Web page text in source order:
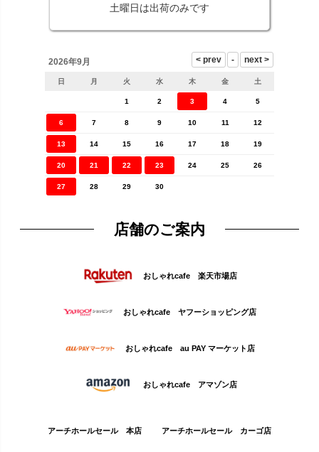
土曜日は出荷のみです
2026年9月
日 月 火 水 木 金 土
1 2 3 4 5
6 7 8 9 10 11 12
13 14 15 16 17 18 19
20 21 22 23 24 25 26
27 28 29 30
店舗のご案内
おしゃれcafe 楽天市場店
おしゃれcafe ヤフーショッピング店
おしゃれcafe au PAY マーケット店
おしゃれcafe アマゾン店
アーチホールセール 本店 アーチホールセール カーゴ店